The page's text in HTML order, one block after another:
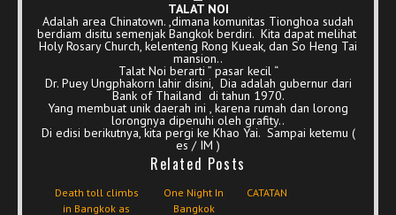
TALAT NOI
Adalah area Chinatown. ,dimana komunitas Tionghoa sudah
berdiam disitu semenjak Bangkok berdiri. Kita dapat melihat
Holy Rosary Church, kelenteng Rong Kueak, dan So Heng Tai
mansion..
Talat Noi berarti ” pasar kecil “
Dr. Puey Ungphakorn lahir disini, Dia adalah gubernur dari
Bank of Thailand di tahun 1970.
Yang membuat unik daerah ini , karena rumah dan lorong
lorongnya dipenuhi oleh grafity..
Di edisi berikutnya, kita pergi ke Khao Yai. Sampai ketemu (
es / IM )
Related Posts
Death toll climbs
in Bangkok as
One Night In
Bangkok
CATATAN